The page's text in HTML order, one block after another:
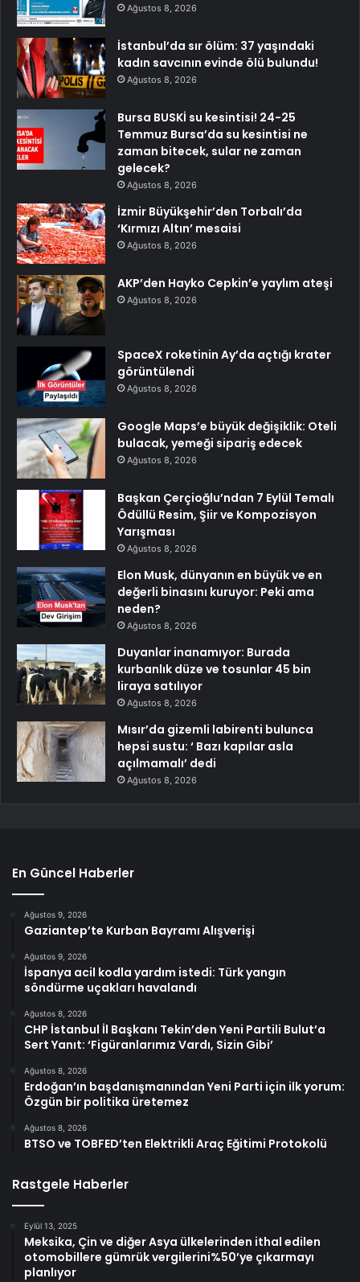
Ağustos 8, 2026
İstanbul’da sır ölüm: 37 yaşındaki
kadın savcının evinde ölü bulundu!
Ağustos 8, 2026
Bursa BUSKİ su kesintisi! 24-25
Temmuz Bursa’da su kesintisi ne
zaman bitecek, sular ne zaman
gelecek?
Ağustos 8, 2026
İzmir Büyükşehir’den Torbalı’da
‘Kırmızı Altın’ mesaisi
Ağustos 8, 2026
AKP’den Hayko Cepkin’e yaylım ateşi
Ağustos 8, 2026
SpaceX roketinin Ay’da açtığı krater
görüntülendi
Ağustos 8, 2026
Google Maps’e büyük değişiklik: Oteli
bulacak, yemeği sipariş edecek
Ağustos 8, 2026
Başkan Çerçioğlu’ndan 7 Eylül Temalı
Ödüllü Resim, Şiir ve Kompozisyon
Yarışması
Ağustos 8, 2026
Elon Musk, dünyanın en büyük ve en
değerli binasını kuruyor: Peki ama
neden?
Ağustos 8, 2026
Duyanlar inanamıyor: Burada
kurbanlık düze ve tosunlar 45 bin
liraya satılıyor
Ağustos 8, 2026
Mısır’da gizemli labirenti bulunca
hepsi sustu: ‘ Bazı kapılar asla
açılmamalı’ dedi
Ağustos 8, 2026
En Güncel Haberler
Ağustos 9, 2026
Gaziantep’te Kurban Bayramı Alışverişi
Ağustos 9, 2026
İspanya acil kodla yardım istedi: Türk yangın
söndürme uçakları havalandı
Ağustos 8, 2026
CHP İstanbul İl Başkanı Tekin’den Yeni Partili Bulut’a
Sert Yanıt: ‘Figüranlarımız Vardı, Sizin Gibi’
Ağustos 8, 2026
Erdoğan’ın başdanışmanından Yeni Parti için ilk yorum:
Özgün bir politika üretemez
Ağustos 8, 2026
BTSO ve TOBFED’ten Elektrikli Araç Eğitimi Protokolü
Rastgele Haberler
Eylül 13, 2025
Meksika, Çin ve diğer Asya ülkelerinden ithal edilen
otomobillere gümrük vergilerini%50’ye çıkarmayı
planlıyor